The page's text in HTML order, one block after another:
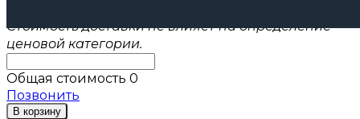
Стоимость доставки не влияет на определение
ценовой категории.
Общая стоимость 0
Позвонить
В корзину